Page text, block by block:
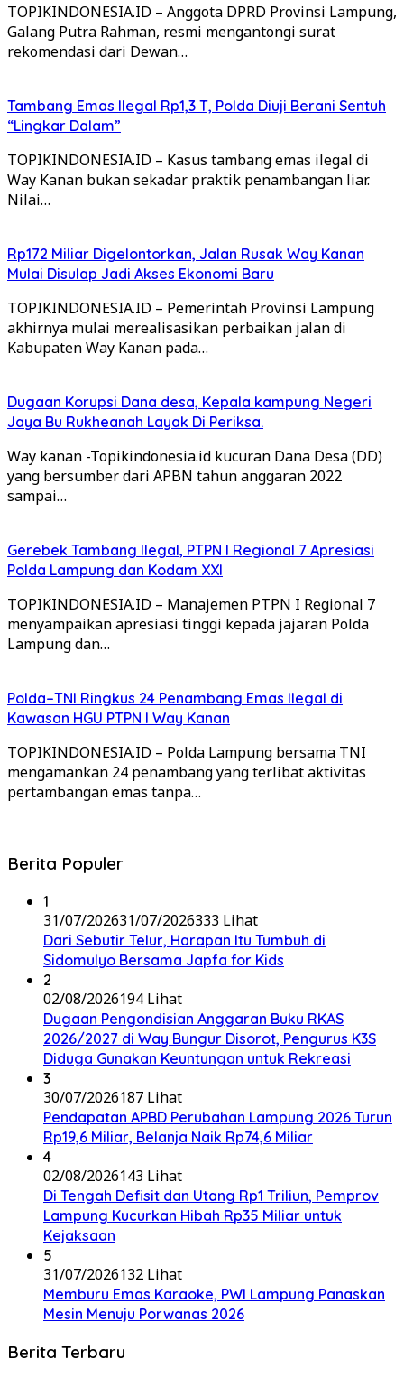
TOPIKINDONESIA.ID – Anggota DPRD Provinsi Lampung,
Galang Putra Rahman, resmi mengantongi surat
rekomendasi dari Dewan…
Tambang Emas Ilegal Rp1,3 T, Polda Diuji Berani Sentuh
“Lingkar Dalam”
TOPIKINDONESIA.ID – Kasus tambang emas ilegal di
Way Kanan bukan sekadar praktik penambangan liar.
Nilai…
Rp172 Miliar Digelontorkan, Jalan Rusak Way Kanan
Mulai Disulap Jadi Akses Ekonomi Baru
TOPIKINDONESIA.ID – Pemerintah Provinsi Lampung
akhirnya mulai merealisasikan perbaikan jalan di
Kabupaten Way Kanan pada…
Dugaan Korupsi Dana desa, Kepala kampung Negeri
Jaya Bu Rukheanah Layak Di Periksa.
Way kanan -Topikindonesia.id kucuran Dana Desa (DD)
yang bersumber dari APBN tahun anggaran 2022
sampai…
Gerebek Tambang Ilegal, PTPN I Regional 7 Apresiasi
Polda Lampung dan Kodam XXI
TOPIKINDONESIA.ID – Manajemen PTPN I Regional 7
menyampaikan apresiasi tinggi kepada jajaran Polda
Lampung dan…
Polda–TNI Ringkus 24 Penambang Emas Ilegal di
Kawasan HGU PTPN I Way Kanan
TOPIKINDONESIA.ID – Polda Lampung bersama TNI
mengamankan 24 penambang yang terlibat aktivitas
pertambangan emas tanpa…
Berita Populer
1
31/07/202631/07/2026333 Lihat
Dari Sebutir Telur, Harapan Itu Tumbuh di
Sidomulyo Bersama Japfa for Kids
2
02/08/2026194 Lihat
Dugaan Pengondisian Anggaran Buku RKAS
2026/2027 di Way Bungur Disorot, Pengurus K3S
Diduga Gunakan Keuntungan untuk Rekreasi
3
30/07/2026187 Lihat
Pendapatan APBD Perubahan Lampung 2026 Turun
Rp19,6 Miliar, Belanja Naik Rp74,6 Miliar
4
02/08/2026143 Lihat
Di Tengah Defisit dan Utang Rp1 Triliun, Pemprov
Lampung Kucurkan Hibah Rp35 Miliar untuk
Kejaksaan
5
31/07/2026132 Lihat
Memburu Emas Karaoke, PWI Lampung Panaskan
Mesin Menuju Porwanas 2026
Berita Terbaru